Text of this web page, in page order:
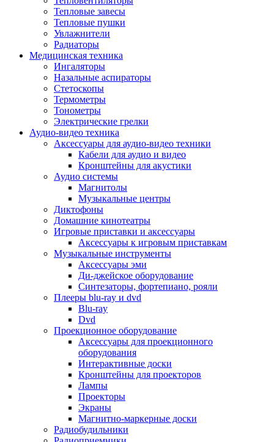
Фото и видеокамеры
Фотоаппараты
Зеркальные фотоаппараты
Экшн-камеры
Аксессуары для фото- видео техники
Штативы
Чехлы и сумки
Другое
Фоторамки
Аксессуары
Для воздухоочистителей и
Для вытяжек
Для климатической техники
Для кофейного оборудования
Для крупной бытовой техники
Для кухонной техники
Для медицинского оборудования
Для микроволновок
Для пылесосов
Для техники по уходу за одеждой
Для техники по уходу за собой
Для фильтров воды
Дополнительные принадлежности
Телевизоры и аксессуары
Телевизоры
Аксессуары для телевизоров
Комплекты спутникового тв
Кронштейны и подставки для тв
Приставки smart box
Прочие аксессуары для тв
Пульты ду
Тв антенны
Цифровые тв ресиверы
Профессиональные панели
Смартфоны и планшеты
Тепловые завесы
Тепловые пушки
Увлажнители
Радиаторы
Медицинская техника
Ингаляторы
Назальные аспираторы
Стетоскопы
Термометры
Тонометры
Электрические грелки
Аудио-видео техника
Аксессуары для аудио-видео техники
Кабели для аудио и видео
Кронштейны для акустики
Аудио системы
Магнитолы
Музыкальные центры
Диктофоны
Домашние кинотеатры
Игровые приставки и аксессуары
Аксессуары к игровым приставкам
Музыкальные инструменты
Аксессуары эми
Ди-джейское оборудование
Синтезаторы, фортепиано, рояли
Плееры blu-ray и dvd
Blu-ray
Dvd
Проекционное оборудование
Аксессуары для проекционного
оборудования
Интерактивные доски
Кронштейны для проекторов
Лампы
Проекторы
Экраны
Магнитно-маркерные доски
Радиобудильники